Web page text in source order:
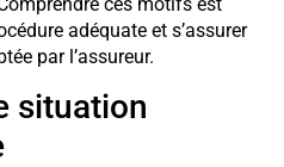
adéquate et s’assurer
par l’assureur.
situation